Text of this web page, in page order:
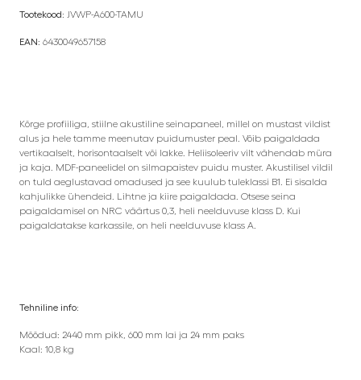
Tootekood: JVWP-A600-TAMU
EAN: 6430049657158
Kõrge profiiliga, stiilne akustiline seinapaneel, millel on mustast vildist
alus ja hele tamme meenutav puidumuster peal. Võib paigaldada
vertikaalselt, horisontaalselt või lakke. Heliisoleeriv vilt vähendab müra
ja kaja. MDF-paneelidel on silmapaistev puidu muster. Akustilisel vildil
on tuld aeglustavad omadused ja see kuulub tuleklassi B1. Ei sisalda
kahjulikke ühendeid. Lihtne ja kiire paigaldada. Otsese seina
paigaldamisel on NRC väärtus 0,3, heli neelduvuse klass D. Kui
paigaldatakse karkassile, on heli neelduvuse klass A.
Tehniline info:
Mõõdud: 2440 mm pikk, 600 mm lai ja 24 mm paks
Kaal: 10,8 kg